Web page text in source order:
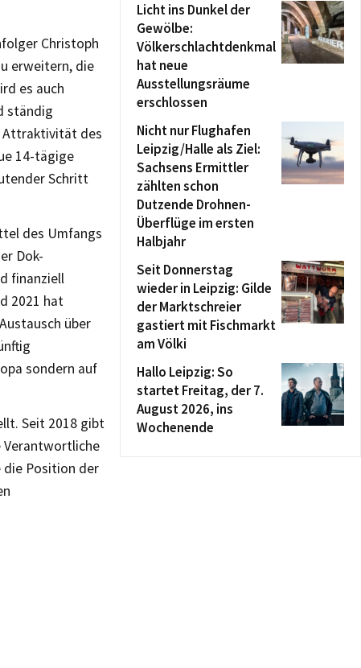
Christoph
erweitern, die
es auch
ständig
Attraktivität des
14-tägige
Schritt
des Umfangs
Dok-
finanziell
2021 hat
über
sondern auf
Seit 2018 gibt
Verantwortliche
die Position der
Licht ins Dunkel der
Gewölbe:
Völkerschlachtdenkmal
hat neue
Ausstellungsräume
erschlossen
Nicht nur Flughafen
Leipzig/Halle als Ziel:
Sachsens Ermittler
zählten schon
Dutzende Drohnen-
Überflüge im ersten
Halbjahr
Seit Donnerstag
wieder in Leipzig: Gilde
der Marktschreier
gastiert mit Fischmarkt
am Völki
Hallo Leipzig: So
startet Freitag, der 7.
August 2026, ins
Wochenende